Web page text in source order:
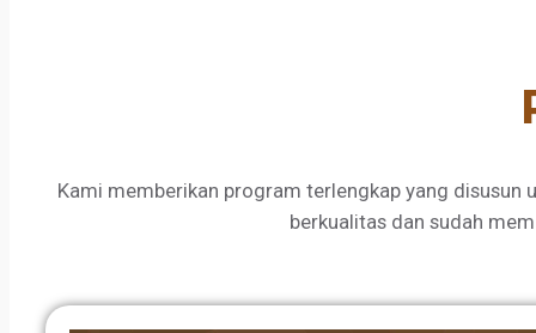
Kami memberikan program terlengkap yang disusun
berkualitas dan sudah